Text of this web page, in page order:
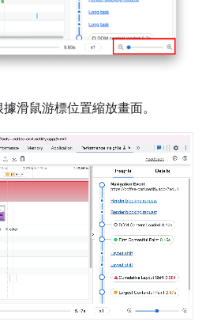
滑鼠游標位置縮放畫面。